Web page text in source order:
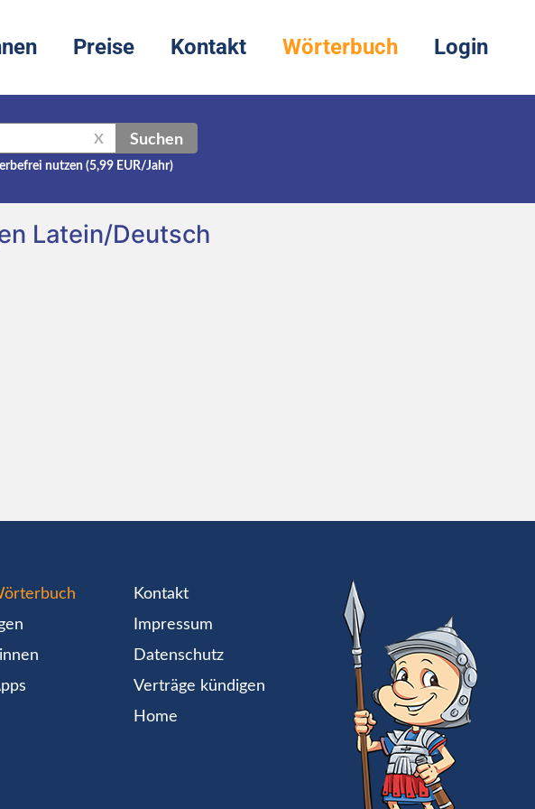
Preise Kontakt Wörterbuch Login
X Suchen
nutzen (5,99 EUR/Jahr)
Latein/Deutsch
Kontakt
Impressum
Datenschutz
Verträge kündigen
Home